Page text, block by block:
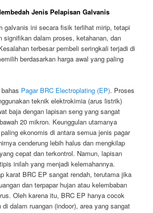
Jenis Pelapisan Galvanis
galvanis ini secara fisik terlihat mirip, tetapi
signifikan dalam proses, ketahanan, dan
terbesar pembeli seringkali terjadi di
berdasarkan harga awal yang paling
Pagar BRC Electroplating (EP). Proses
teknik elektrokimia (arus listrik)
baja dengan lapisan seng yang sangat
20 mikron. Keunggulan utamanya
ekonomis di antara semua jenis pagar
cenderung lebih halus dan mengkilap
cepat dan terkontrol. Namun, lapisan
inilah yang menjadi kelemahannya.
karat BRC EP sangat rendah, terutama jika
dan terpapar hujan atau kelembaban
Oleh karena itu, BRC EP hanya cocok
dalam ruangan (indoor), area yang sangat